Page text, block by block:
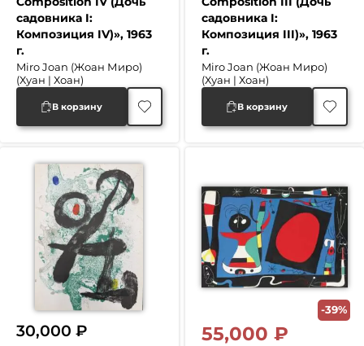
садовника I:
Композиция IV)», 1963
г.
Miro Joan (Жоан Миро)
(Хуан | Хоан)
В корзину
садовника I:
Композиция III)», 1963
г.
Miro Joan (Жоан Миро)
(Хуан | Хоан)
В корзину
30,000 ₽
-39%
55,000₽